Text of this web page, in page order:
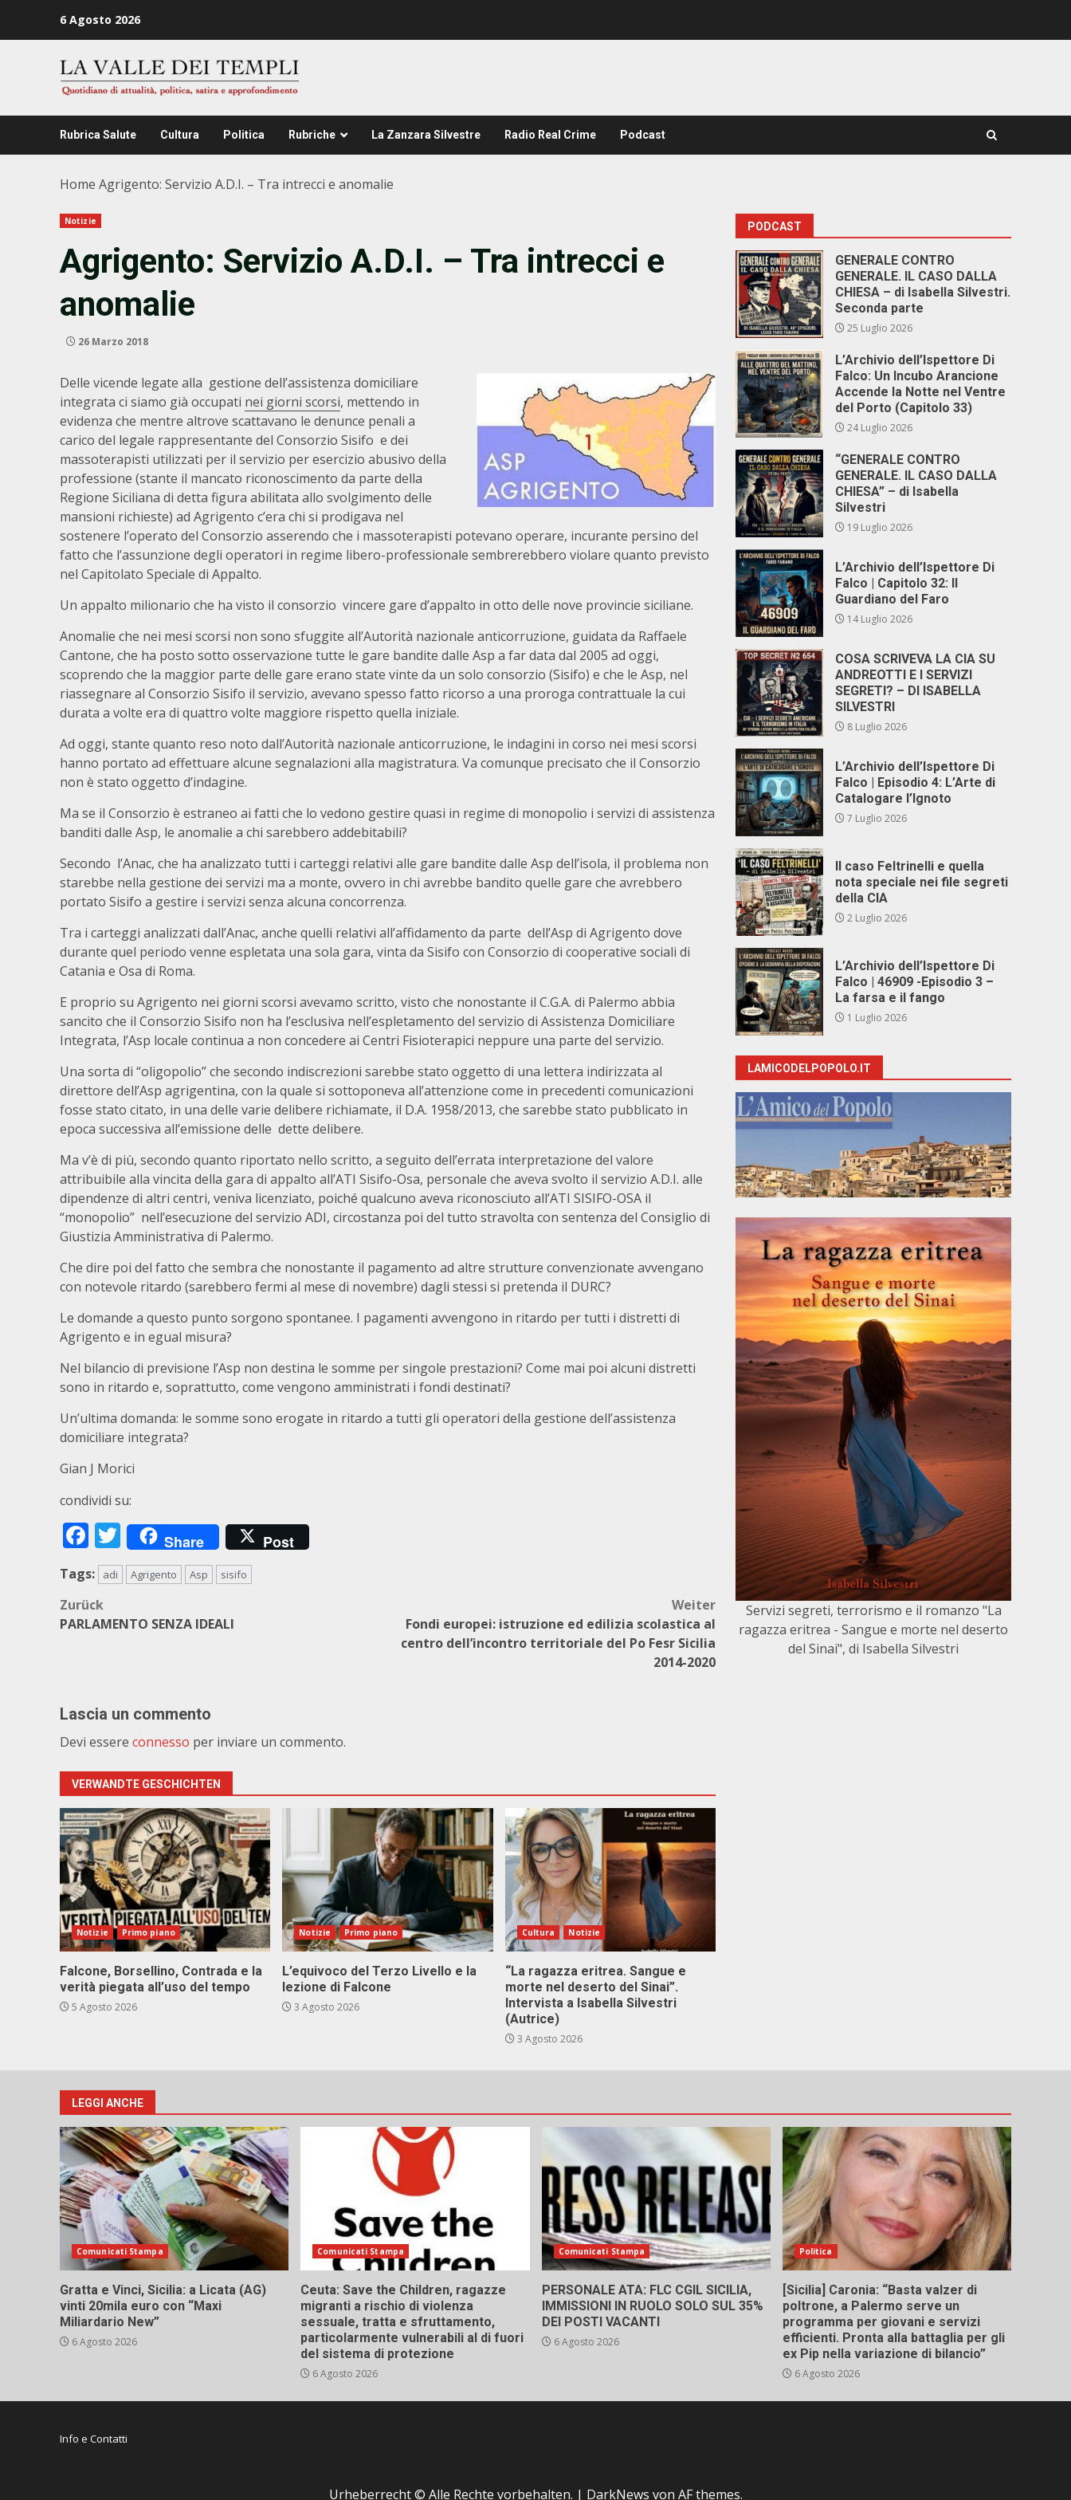
6 Agosto 2026
Rubrica Salute Cultura Politica Rubriche La Zanzara Silvestre Radio Real Crime Podcast
Home Agrigento: Servizio A.D.I. – Tra intrecci e anomalie
Notizie
Agrigento: Servizio A.D.I. – Tra intrecci e
anomalie
26 Marzo 2018
Delle vicende legate alla gestione dell’assistenza domiciliare
integrata ci siamo già occupati nei giorni scorsi, mettendo in
evidenza che mentre altrove scattavano le denunce penali a
carico del legale rappresentante del Consorzio Sisifo e dei
massoterapisti utilizzati per il servizio per esercizio abusivo della
professione (stante il mancato riconoscimento da parte della
Regione Siciliana di detta figura abilitata allo svolgimento delle
mansioni richieste) ad Agrigento c’era chi si prodigava nel
sostenere l’operato del Consorzio asserendo che i massoterapisti potevano operare, incurante persino del
fatto che l’assunzione degli operatori in regime libero-professionale sembrerebbero violare quanto previsto
nel Capitolato Speciale di Appalto.
Un appalto milionario che ha visto il consorzio vincere gare d’appalto in otto delle nove provincie siciliane.
Anomalie che nei mesi scorsi non sono sfuggite all’Autorità nazionale anticorruzione, guidata da Raffaele
Cantone, che ha posto sotto osservazione tutte le gare bandite dalle Asp a far data dal 2005 ad oggi,
scoprendo che la maggior parte delle gare erano state vinte da un solo consorzio (Sisifo) e che le Asp, nel
riassegnare al Consorzio Sisifo il servizio, avevano spesso fatto ricorso a una proroga contrattuale la cui
durata a volte era di quattro volte maggiore rispetto quella iniziale.
Ad oggi, stante quanto reso noto dall’Autorità nazionale anticorruzione, le indagini in corso nei mesi scorsi
hanno portato ad effettuare alcune segnalazioni alla magistratura. Va comunque precisato che il Consorzio
non è stato oggetto d’indagine.
Ma se il Consorzio è estraneo ai fatti che lo vedono gestire quasi in regime di monopolio i servizi di assistenza
banditi dalle Asp, le anomalie a chi sarebbero addebitabili?
Secondo l’Anac, che ha analizzato tutti i carteggi relativi alle gare bandite dalle Asp dell’isola, il problema non
starebbe nella gestione dei servizi ma a monte, ovvero in chi avrebbe bandito quelle gare che avrebbero
portato Sisifo a gestire i servizi senza alcuna concorrenza.
Tra i carteggi analizzati dall’Anac, anche quelli relativi all’affidamento da parte dell’Asp di Agrigento dove
durante quel periodo venne espletata una sola gara, vinta da Sisifo con Consorzio di cooperative sociali di
Catania e Osa di Roma.
E proprio su Agrigento nei giorni scorsi avevamo scritto, visto che nonostante il C.G.A. di Palermo abbia
sancito che il Consorzio Sisifo non ha l’esclusiva nell’espletamento del servizio di Assistenza Domiciliare
Integrata, l’Asp locale continua a non concedere ai Centri Fisioterapici neppure una parte del servizio.
Una sorta di “oligopolio” che secondo indiscrezioni sarebbe stato oggetto di una lettera indirizzata al
direttore dell’Asp agrigentina, con la quale si sottoponeva all’attenzione come in precedenti comunicazioni
fosse stato citato, in una delle varie delibere richiamate, il D.A. 1958/2013, che sarebbe stato pubblicato in
epoca successiva all’emissione delle dette delibere.
Ma v’è di più, secondo quanto riportato nello scritto, a seguito dell’errata interpretazione del valore
attribuibile alla vincita della gara di appalto all’ATI Sisifo-Osa, personale che aveva svolto il servizio A.D.I. alle
dipendenze di altri centri, veniva licenziato, poiché qualcuno aveva riconosciuto all’ATI SISIFO-OSA il
“monopolio” nell’esecuzione del servizio ADI, circostanza poi del tutto stravolta con sentenza del Consiglio di
Giustizia Amministrativa di Palermo.
Che dire poi del fatto che sembra che nonostante il pagamento ad altre strutture convenzionate avvengano
con notevole ritardo (sarebbero fermi al mese di novembre) dagli stessi si pretenda il DURC?
Le domande a questo punto sorgono spontanee. I pagamenti avvengono in ritardo per tutti i distretti di
Agrigento e in egual misura?
Nel bilancio di previsione l’Asp non destina le somme per singole prestazioni? Come mai poi alcuni distretti
sono in ritardo e, soprattutto, come vengono amministrati i fondi destinati?
Un’ultima domanda: le somme sono erogate in ritardo a tutti gli operatori della gestione dell’assistenza
domiciliare integrata?
Gian J Morici
condividi su:
Facebook
Twitter
Share Post
Tags: adi Agrigento Asp sisifo
Beitragsnavigation
Zurück
PARLAMENTO SENZA IDEALI
Weiter
Fondi europei: istruzione ed edilizia scolastica al
centro dell’incontro territoriale del Po Fesr Sicilia
2014-2020
Lascia un commento
Devi essere connesso per inviare un commento.
VERWANDTE GESCHICHTEN
Notizie Primo piano
Falcone, Borsellino, Contrada e la
verità piegata all’uso del tempo
5 Agosto 2026
Notizie Primo piano
L’equivoco del Terzo Livello e la
lezione di Falcone
3 Agosto 2026
Cultura Notizie
“La ragazza eritrea. Sangue e
morte nel deserto del Sinai”.
Intervista a Isabella Silvestri
(Autrice)
3 Agosto 2026
PODCAST
GENERALE CONTRO
GENERALE. IL CASO DALLA
CHIESA – di Isabella Silvestri.
Seconda parte
25 Luglio 2026
L’Archivio dell’Ispettore Di
Falco: Un Incubo Arancione
Accende la Notte nel Ventre
del Porto (Capitolo 33)
24 Luglio 2026
“GENERALE CONTRO
GENERALE. IL CASO DALLA
CHIESA” – di Isabella
Silvestri
19 Luglio 2026
L’Archivio dell’Ispettore Di
Falco | Capitolo 32: Il
Guardiano del Faro
14 Luglio 2026
COSA SCRIVEVA LA CIA SU
ANDREOTTI E I SERVIZI
SEGRETI? – DI ISABELLA
SILVESTRI
8 Luglio 2026
L’Archivio dell’Ispettore Di
Falco | Episodio 4: L’Arte di
Catalogare l’Ignoto
7 Luglio 2026
Il caso Feltrinelli e quella
nota speciale nei file segreti
della CIA
2 Luglio 2026
L’Archivio dell’Ispettore Di
Falco | 46909 -Episodio 3 –
La farsa e il fango
1 Luglio 2026
LAMICODELPOPOLO.IT
Servizi segreti, terrorismo e il romanzo "La
ragazza eritrea - Sangue e morte nel deserto
del Sinai", di Isabella Silvestri
LEGGI ANCHE
Comunicati Stampa
Gratta e Vinci, Sicilia: a Licata (AG)
vinti 20mila euro con “Maxi
Miliardario New”
6 Agosto 2026
Comunicati Stampa
Ceuta: Save the Children, ragazze
migranti a rischio di violenza
sessuale, tratta e sfruttamento,
particolarmente vulnerabili al di fuori
del sistema di protezione
6 Agosto 2026
Comunicati Stampa
PERSONALE ATA: FLC CGIL SICILIA,
IMMISSIONI IN RUOLO SOLO SUL 35%
DEI POSTI VACANTI
6 Agosto 2026
Politica
[Sicilia] Caronia: “Basta valzer di
poltrone, a Palermo serve un
programma per giovani e servizi
efficienti. Pronta alla battaglia per gli
ex Pip nella variazione di bilancio”
6 Agosto 2026
Info e Contatti
Urheberrecht © Alle Rechte vorbehalten. | DarkNews von AF themes.